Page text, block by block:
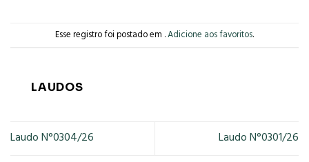
Esse registro foi postado em .Adicione aos favoritos.
LAUDOS
Laudo N°0304/26 Laudo N°0301/26